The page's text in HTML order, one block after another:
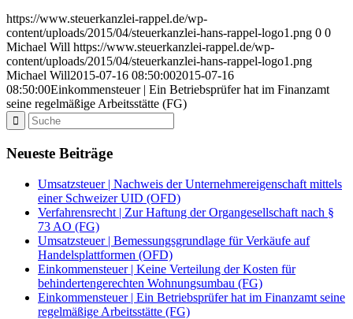
https://www.steuerkanzlei-rappel.de/wp-
content/uploads/2015/04/steuerkanzlei-hans-rappel-logo1.png 0 0
Michael Will https://www.steuerkanzlei-rappel.de/wp-
content/uploads/2015/04/steuerkanzlei-hans-rappel-logo1.png
Michael Will2015-07-16 08:50:002015-07-16
08:50:00Einkommensteuer | Ein Betriebsprüfer hat im Finanzamt
seine regelmäßige Arbeitsstätte (FG)
Neueste Beiträge
Umsatzsteuer | Nachweis der Unternehmereigenschaft mittels
einer Schweizer UID (OFD)
Verfahrensrecht | Zur Haftung der Organgesellschaft nach §
73 AO (FG)
Umsatzsteuer | Bemessungsgrundlage für Verkäufe auf
Handelsplattformen (OFD)
Einkommensteuer | Keine Verteilung der Kosten für
behindertengerechten Wohnungsumbau (FG)
Einkommensteuer | Ein Betriebsprüfer hat im Finanzamt seine
regelmäßige Arbeitsstätte (FG)